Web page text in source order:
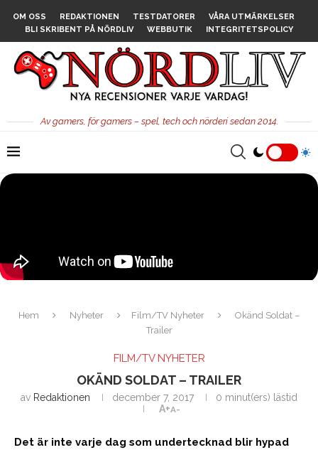
OM OSS REDAKTIONEN TESTDATORER
VÅRA UTMÄRKELSER
BLI SKRIBENT PÅ NÖRDLIV
WEBBUTIK INTEGRITETSPOLICY
Av gamers, för gamers – spel, tech och nörderi sedan 2014.
Hem Nyheter Film/TV Nyheter
Okänd Soldat –
Trailer
FILM/TV NYHETER
OKÄND SOLDAT – TRAILER
av Redaktionen december 7, 2017
0 minut(ers) lästid
A+A-
Det är inte varje dag som undertecknad blir hypad